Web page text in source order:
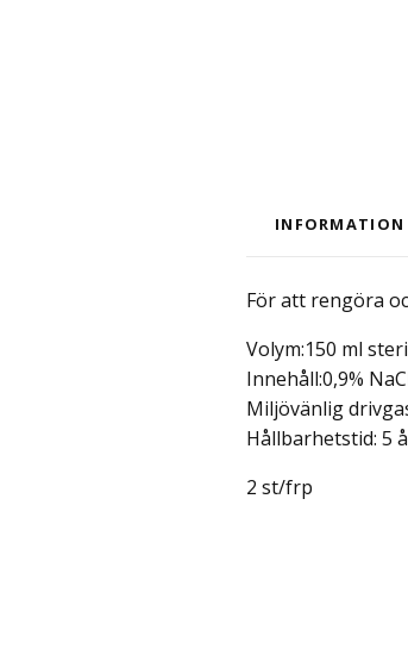
INFORMATION
För att rengöra
Volym:150 ml
Innehåll:0,9%
Miljövänlig
Hållbarhetstid: 5
2 st/frp